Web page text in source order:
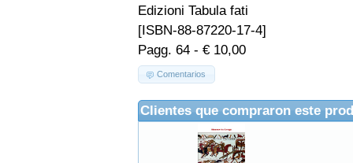
Edizioni Tabula fati
[ISBN-88-87220-17-4]
Pagg. 64 - € 10,00
Comentarios
Clientes que compraron este